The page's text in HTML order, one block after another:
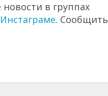
в группах
Инстаграме. Сообщить